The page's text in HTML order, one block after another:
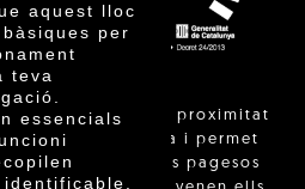
aquest lloc
per
teva
essencials
"La venda de proximitat
està regulada i permet
identificar els pagesos